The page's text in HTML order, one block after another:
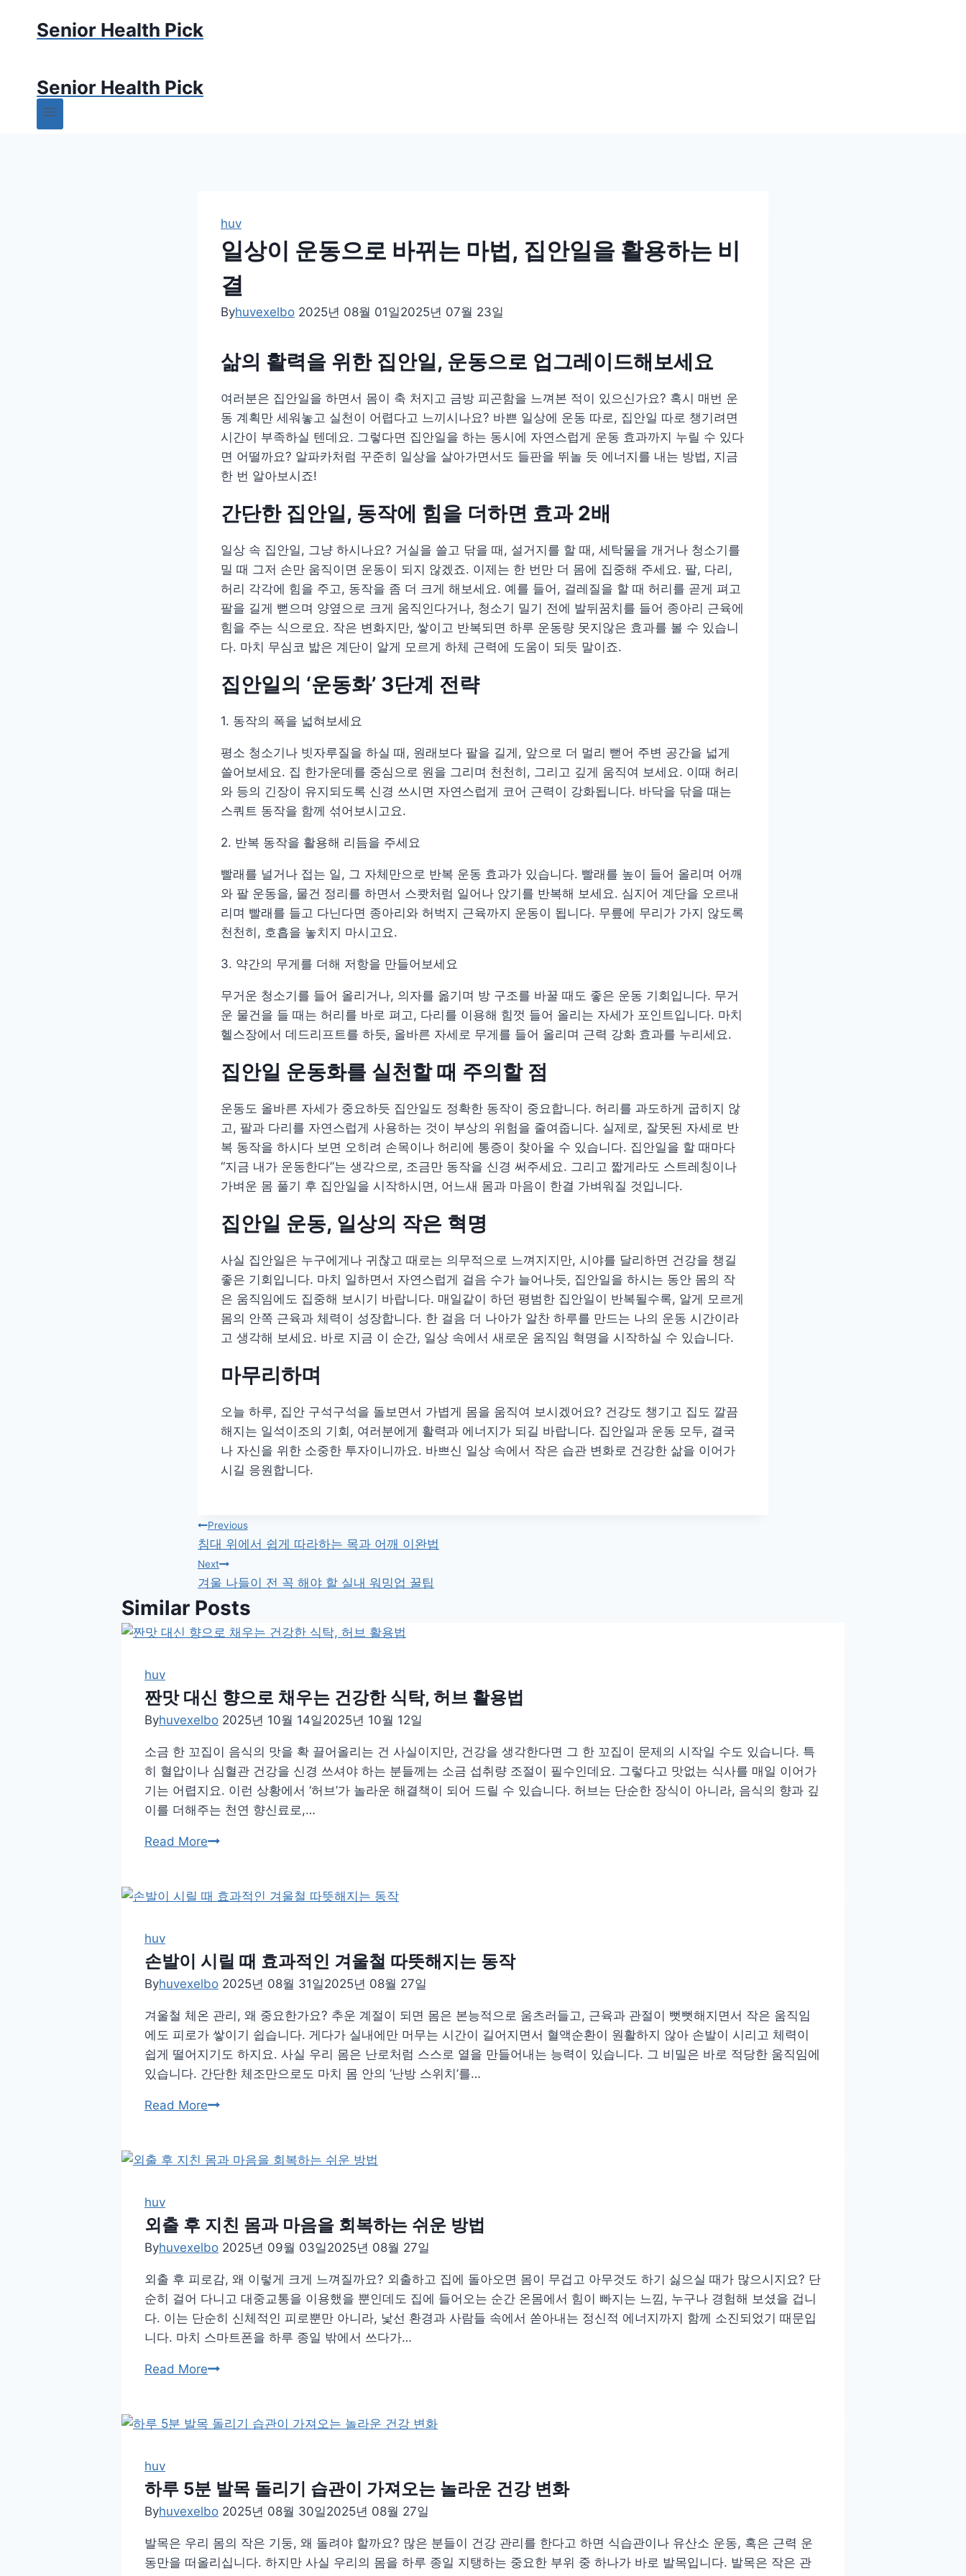
Senior Health Pick
Senior Health Pick
huv
일상이 운동으로 바뀌는 마법, 집안일을 활용하는 비
결
Byhuvexelbo 2025년 08월 01일2025년 07월 23일
삶의 활력을 위한 집안일, 운동으로 업그레이드해보세요
여러분은 집안일을 하면서 몸이 축 처지고 금방 피곤함을 느껴본 적이 있으신가요? 혹시 매번 운
동 계획만 세워놓고 실천이 어렵다고 느끼시나요? 바쁜 일상에 운동 따로, 집안일 따로 챙기려면
시간이 부족하실 텐데요. 그렇다면 집안일을 하는 동시에 자연스럽게 운동 효과까지 누릴 수 있다
면 어떨까요? 알파카처럼 꾸준히 일상을 살아가면서도 들판을 뛰놀 듯 에너지를 내는 방법, 지금
한 번 알아보시죠!
간단한 집안일, 동작에 힘을 더하면 효과 2배
일상 속 집안일, 그냥 하시나요? 거실을 쓸고 닦을 때, 설거지를 할 때, 세탁물을 개거나 청소기를
밀 때 그저 손만 움직이면 운동이 되지 않겠죠. 이제는 한 번만 더 몸에 집중해 주세요. 팔, 다리,
허리 각각에 힘을 주고, 동작을 좀 더 크게 해보세요. 예를 들어, 걸레질을 할 때 허리를 곧게 펴고
팔을 길게 뻗으며 양옆으로 크게 움직인다거나, 청소기 밀기 전에 발뒤꿈치를 들어 종아리 근육에
힘을 주는 식으로요. 작은 변화지만, 쌓이고 반복되면 하루 운동량 못지않은 효과를 볼 수 있습니
다. 마치 무심코 밟은 계단이 알게 모르게 하체 근력에 도움이 되듯 말이죠.
집안일의 ‘운동화’ 3단계 전략
1. 동작의 폭을 넓혀보세요
평소 청소기나 빗자루질을 하실 때, 원래보다 팔을 길게, 앞으로 더 멀리 뻗어 주변 공간을 넓게
쓸어보세요. 집 한가운데를 중심으로 원을 그리며 천천히, 그리고 깊게 움직여 보세요. 이때 허리
와 등의 긴장이 유지되도록 신경 쓰시면 자연스럽게 코어 근력이 강화됩니다. 바닥을 닦을 때는
스쿼트 동작을 함께 섞어보시고요.
2. 반복 동작을 활용해 리듬을 주세요
빨래를 널거나 접는 일, 그 자체만으로 반복 운동 효과가 있습니다. 빨래를 높이 들어 올리며 어깨
와 팔 운동을, 물건 정리를 하면서 스쾃처럼 일어나 앉기를 반복해 보세요. 심지어 계단을 오르내
리며 빨래를 들고 다닌다면 종아리와 허벅지 근육까지 운동이 됩니다. 무릎에 무리가 가지 않도록
천천히, 호흡을 놓치지 마시고요.
3. 약간의 무게를 더해 저항을 만들어보세요
무거운 청소기를 들어 올리거나, 의자를 옮기며 방 구조를 바꿀 때도 좋은 운동 기회입니다. 무거
운 물건을 들 때는 허리를 바로 펴고, 다리를 이용해 힘껏 들어 올리는 자세가 포인트입니다. 마치
헬스장에서 데드리프트를 하듯, 올바른 자세로 무게를 들어 올리며 근력 강화 효과를 누리세요.
집안일 운동화를 실천할 때 주의할 점
운동도 올바른 자세가 중요하듯 집안일도 정확한 동작이 중요합니다. 허리를 과도하게 굽히지 않
고, 팔과 다리를 자연스럽게 사용하는 것이 부상의 위험을 줄여줍니다. 실제로, 잘못된 자세로 반
복 동작을 하시다 보면 오히려 손목이나 허리에 통증이 찾아올 수 있습니다. 집안일을 할 때마다
“지금 내가 운동한다”는 생각으로, 조금만 동작을 신경 써주세요. 그리고 짧게라도 스트레칭이나
가벼운 몸 풀기 후 집안일을 시작하시면, 어느새 몸과 마음이 한결 가벼워질 것입니다.
집안일 운동, 일상의 작은 혁명
사실 집안일은 누구에게나 귀찮고 때로는 의무적으로 느껴지지만, 시야를 달리하면 건강을 챙길
좋은 기회입니다. 마치 일하면서 자연스럽게 걸음 수가 늘어나듯, 집안일을 하시는 동안 몸의 작
은 움직임에도 집중해 보시기 바랍니다. 매일같이 하던 평범한 집안일이 반복될수록, 알게 모르게
몸의 안쪽 근육과 체력이 성장합니다. 한 걸음 더 나아가 알찬 하루를 만드는 나의 운동 시간이라
고 생각해 보세요. 바로 지금 이 순간, 일상 속에서 새로운 움직임 혁명을 시작하실 수 있습니다.
마무리하며
오늘 하루, 집안 구석구석을 돌보면서 가볍게 몸을 움직여 보시겠어요? 건강도 챙기고 집도 깔끔
해지는 일석이조의 기회, 여러분에게 활력과 에너지가 되길 바랍니다. 집안일과 운동 모두, 결국
나 자신을 위한 소중한 투자이니까요. 바쁘신 일상 속에서 작은 습관 변화로 건강한 삶을 이어가
시길 응원합니다.
글
탐
색
Previous
침대 위에서 쉽게 따라하는 목과 어깨 이완법
Next
겨울 나들이 전 꼭 해야 할 실내 워밍업 꿀팁
Similar Posts
huv
짠맛 대신 향으로 채우는 건강한 식탁, 허브 활용법
Byhuvexelbo 2025년 10월 14일2025년 10월 12일
소금 한 꼬집이 음식의 맛을 확 끌어올리는 건 사실이지만, 건강을 생각한다면 그 한 꼬집이 문제의 시작일 수도 있습니다. 특
히 혈압이나 심혈관 건강을 신경 쓰셔야 하는 분들께는 소금 섭취량 조절이 필수인데요. 그렇다고 맛없는 식사를 매일 이어가
기는 어렵지요. 이런 상황에서 ‘허브’가 놀라운 해결책이 되어 드릴 수 있습니다. 허브는 단순한 장식이 아니라, 음식의 향과 깊
이를 더해주는 천연 향신료로,…
Read More짠
신
로
는
건
강
한
탁,
브
활
huv
손발이 시릴 때 효과적인 겨울철 따뜻해지는 동작
Byhuvexelbo 2025년 08월 31일2025년 08월 27일
겨울철 체온 관리, 왜 중요한가요? 추운 계절이 되면 몸은 본능적으로 움츠러들고, 근육과 관절이 뻣뻣해지면서 작은 움직임
에도 피로가 쌓이기 쉽습니다. 게다가 실내에만 머무는 시간이 길어지면서 혈액순환이 원활하지 않아 손발이 시리고 체력이
쉽게 떨어지기도 하지요. 사실 우리 몸은 난로처럼 스스로 열을 만들어내는 능력이 있습니다. 그 비밀은 바로 적당한 움직임에
있습니다. 간단한 체조만으로도 마치 몸 안의 ‘난방 스위치’를…
Read More손
시
효
인
겨
울
철
뜻
지
huv
외출 후 지친 몸과 마음을 회복하는 쉬운 방법
Byhuvexelbo 2025년 09월 03일2025년 08월 27일
외출 후 피로감, 왜 이렇게 크게 느껴질까요? 외출하고 집에 돌아오면 몸이 무겁고 아무것도 하기 싫으실 때가 많으시지요? 단
순히 걸어 다니고 대중교통을 이용했을 뿐인데도 집에 들어오는 순간 온몸에서 힘이 빠지는 느낌, 누구나 경험해 보셨을 겁니
다. 이는 단순히 신체적인 피로뿐만 아니라, 낯선 환경과 사람들 속에서 쏟아내는 정신적 에너지까지 함께 소진되었기 때문입
니다. 마치 스마트폰을 하루 종일 밖에서 쓰다가…
Read More외
지
과
을
회
huv
하루 5분 발목 돌리기 습관이 가져오는 놀라운 건강 변화
Byhuvexelbo 2025년 08월 30일2025년 08월 27일
발목은 우리 몸의 작은 기둥, 왜 돌려야 할까요? 많은 분들이 건강 관리를 한다고 하면 식습관이나 유산소 운동, 혹은 근력 운
동만을 떠올리십니다. 하지만 사실 우리의 몸을 하루 종일 지탱하는 중요한 부위 중 하나가 바로 발목입니다. 발목은 작은 관